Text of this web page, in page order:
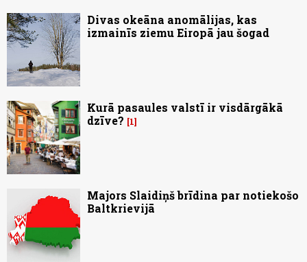
Divas okeāna anomālijas, kas
izmainīs ziemu Eiropā jau šogad
Kurā pasaules valstī ir visdārgākā
dzīve?
1
Majors Slaidiņš brīdina par notiekošo
Baltkrievijā